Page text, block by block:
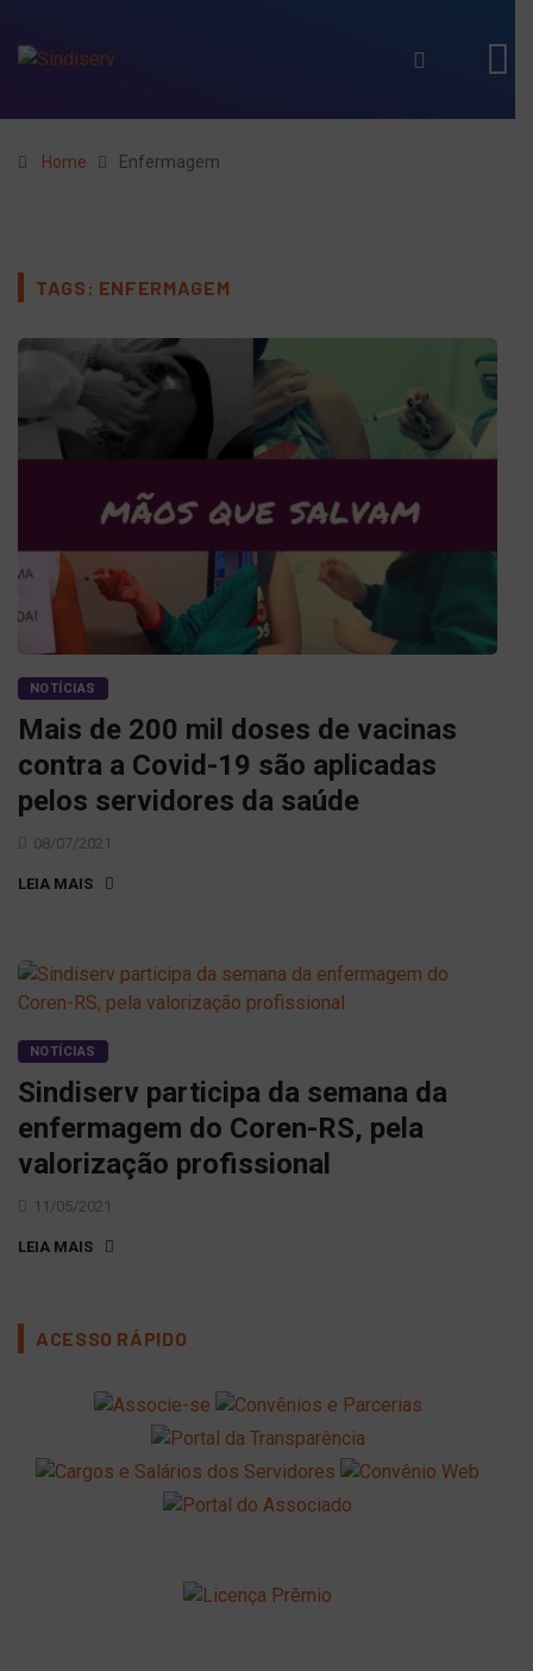
Home Enfermagem
TAGS: ENFERMAGEM
NOTÍCIAS
Mais de 200 mil doses de vacinas
contra a Covid-19 são aplicadas
pelos servidores da saúde
08/07/2021
LEIA MAIS
NOTÍCIAS
Sindiserv participa da semana da
enfermagem do Coren-RS, pela
valorização profissional
11/05/2021
LEIA MAIS
ACESSO RÁPIDO